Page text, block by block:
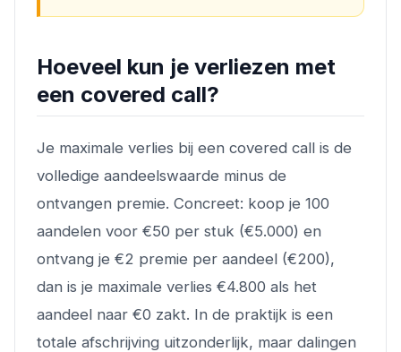
Hoeveel kun je verliezen met
een covered call?
Je maximale verlies bij een covered call is de
volledige aandeelswaarde minus de
ontvangen premie. Concreet: koop je 100
aandelen voor €50 per stuk (€5.000) en
ontvang je €2 premie per aandeel (€200),
dan is je maximale verlies €4.800 als het
aandeel naar €0 zakt. In de praktijk is een
totale afschrijving uitzonderlijk, maar dalingen